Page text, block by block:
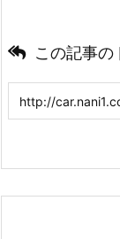
この記事の